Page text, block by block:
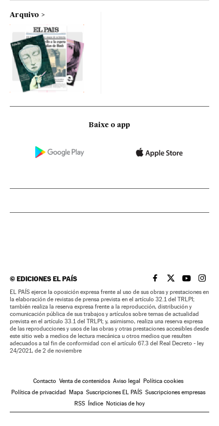
Arquivo
Baixe o app
©EDICIONES EL PAÍS EL PAÍS BRASIL EN
EL PAÍSEL PAÍS
EL
EL PAÍS ejerce la oposición expresa frente al uso de sus obras y prestaciones en
la elaboración de revistas de prensa prevista en el artículo 32.1 del TRLPI;
también realiza la reserva expresa frente a la reproducción, distribución y
comunicación pública de sus trabajos y artículos sobre temas de actualidad
prevista en el artículo 33.1 del TRLPI; y, asimismo, realiza una reserva expresa
de las reproducciones y usos de las obras y otras prestaciones accesibles desde
este sitio web a medios de lectura mecánica u otros medios que resulten
adecuados a tal fin de conformidad con el artículo 67.3 del Real Decreto - ley
24/2021, de 2 de noviembre
Contacto Venta de contenidos Aviso legal Política cookies
Política de privacidad Mapa Suscripciones EL PAÍS Suscripciones empresas
RSS Índice Noticias de hoy